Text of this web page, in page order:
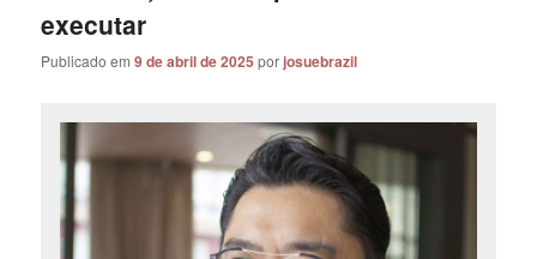
executar
Publicado em9 de abril de 2025 porjosuebrazil